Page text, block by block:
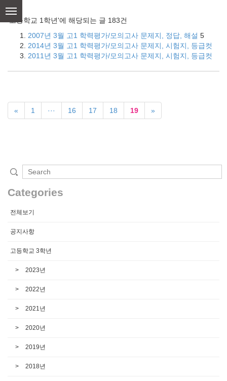
content
'고등학교 1학년'에 해당되는 글 183건
2007년 3월 고1 학력평가/모의고사 문제지, 정답, 해설 5
2014년 3월 고1 학력평가/모의고사 문제지, 시험지, 등급컷
2011년 3월 고1 학력평가/모의고사 문제지, 시험지, 등급컷
« 1 ··· 16 17 18 19 »
Categories
전체보기
공지사항
고등학교 3학년
2023년
2022년
2021년
2020년
2019년
2018년